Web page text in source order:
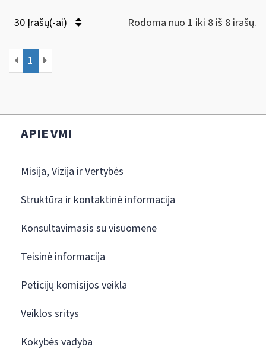
30 Įrašų(-ai) Rodoma nuo 1 iki 8 iš 8 irašų.
1
APIE VMI
Misija, Vizija ir Vertybės
Struktūra ir kontaktinė informacija
Konsultavimasis su visuomene
Teisinė informacija
Peticijų komisijos veikla
Veiklos sritys
Kokybės vadyba